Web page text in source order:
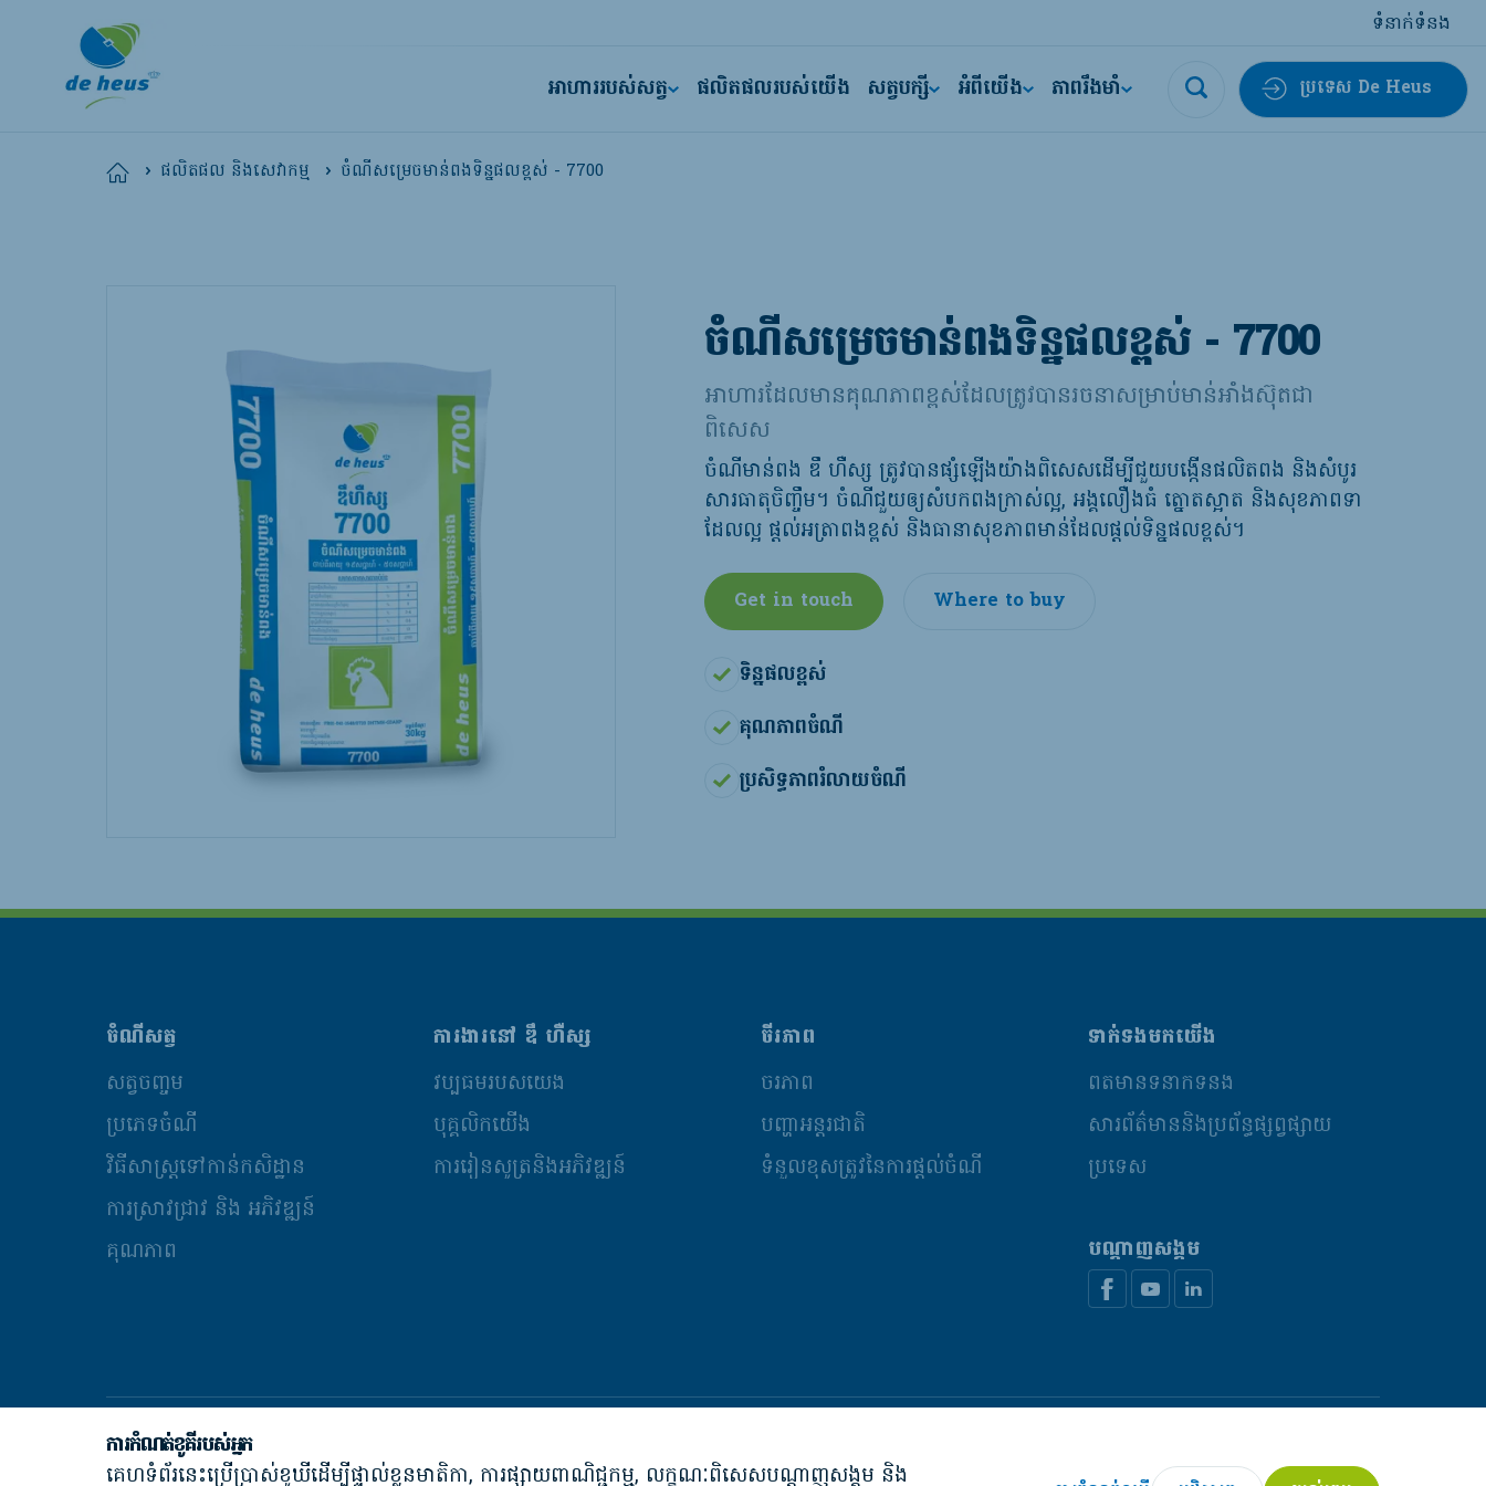
ទំនាក់ទំនង
អាហាររបស់សត្វ ផលិតផលរបស់យើង សត្វបក្សី អំពីយើង ភាពរឹងមាំ ប្រទេស De Heus
ការកំណត់ខូគីរបស់អ្នក
គេហទំព័រនេះប្រើប្រាស់ខូឃីដើម្បីផ្ទាល់ខ្លួនមាតិកា, ការផ្សាយពាណិជ្ជកម្ម, លក្ខណៈពិសេសបណ្តាញសង្គម និង
Home ផលិតផល និងសេវាកម្ម ចំណីសម្រេចមាន់ពងទិន្នផលខ្ពស់ - 7700
ចំណីសម្រេចមាន់ពងទិន្នផលខ្ពស់ - 7700
អាហារដែលមានគុណភាពខ្ពស់ដែលត្រូវបានរចនាសម្រាប់មាន់អាំងស៊ុតជា
ពិសេស
ចំណីមាន់ពង ឌឹ ហឺស្ស ​ត្រូវបានផ្សំឡើងយ៉ាងពិសេស​ដើម្បី​ជួយបង្កើនផលិតពង និងសំបូរ
សារធាតុចិញ្ចឹម។ ចំណីជួយឲ្យសំបកពងក្រាស់ល្អ, អង្គលឿងធំ ត្នោតស្អាត និងសុខភាពទា
ដែលល្អ ផ្តល់អត្រាពងខ្ពស់ និងធានាសុខភាពមាន់ដែលផ្តល់ទិន្នផលខ្ពស់។
Get in touch Where to buy
ទិន្នផលខ្ពស់
គុណភាពចំណី
ប្រសិទ្ធភាពរំលាយចំណី
ចំណីសត្វ
សត្វចិញ្ចឹម
ប្រភេទចំណី
វិធីសាស្រ្តទៅកាន់កសិដ្ឋាន
ការស្រាវជ្រាវ និង​ អភិវឌ្ឍន៍
គុណភាព
ការងារនៅ ឌឹ ហឺស្ស
វប្បធម៌របស់យើង
បុគ្គលិកយើង
ការរៀនសូត្រនិងអភិវឌ្ឍន៍
ចីរភាព
ចីរភាព
បញ្ហាអន្តរជាតិ
ទំនួលខុសត្រូវនៃការផ្តល់ចំណី
ទាក់ទងមកយើង
ព័ត៌មានទំនាក់ទំនង
សារព័ត៌មាននិងប្រព័ន្ធផ្សព្វផ្សាយ
ប្រទេស
បណ្តាញសង្គម